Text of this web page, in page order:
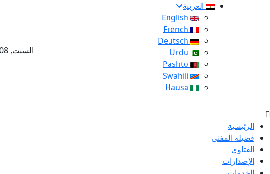
العربية
السبت, 08 أغسطس 2026 – 25 صفر 1448 هـ
الرئيسية
فضيلة المفتى
الفتاوى
الإصدارات